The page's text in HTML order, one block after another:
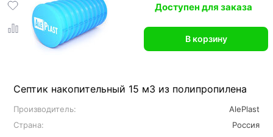
Септик накопительный 15 м3 из полипропилена
Производитель:
AlePlast
Страна:
Россия
Доступен для заказа
В корзину